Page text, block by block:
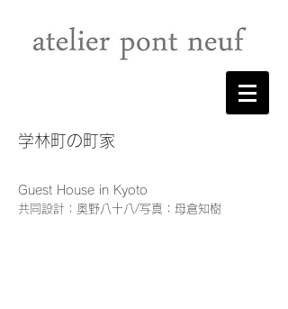
学林町の町家
Guest House in Kyoto
共同設計：奥野八十八/写真：母倉知樹